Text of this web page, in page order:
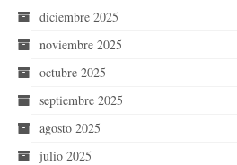
diciembre 2025
noviembre 2025
octubre 2025
septiembre 2025
agosto 2025
julio 2025